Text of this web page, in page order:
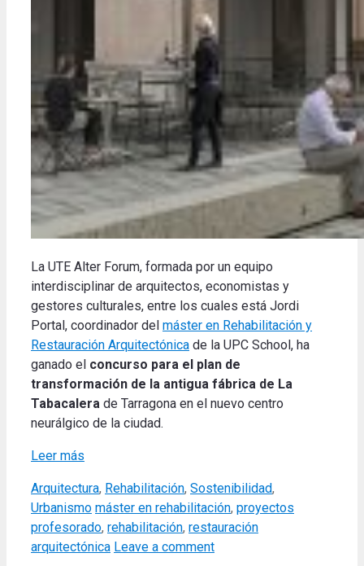
La UTE Alter Forum, formada por un equipo
interdisciplinar de arquitectos, economistas y
gestores culturales, entre los cuales está Jordi
Portal, coordinador del máster en Rehabilitación y
Restauración Arquitectónica de la UPC School, ha
ganado el concurso para el plan de
transformación de la antigua fábrica de La
Tabacalera de Tarragona en el nuevo centro
neurálgico de la ciudad.
Leer más
Categories
Arquitectura, Rehabilitación, Sostenibilidad,
Urbanismo Tags
máster en rehabilitación, proyectos
profesorado, rehabilitación, restauración
arquitectónica Leave a comment